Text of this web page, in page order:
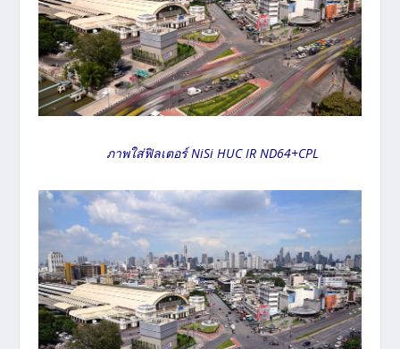
ภาพใส่ฟิลเตอร์ NiSi HUC IR ND64+CPL